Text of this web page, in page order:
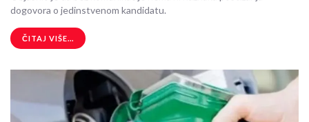
dogovora o jedinstvenom kandidatu.
ČITAJ VIŠE...